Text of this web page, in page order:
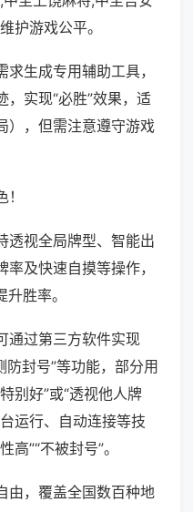
护游戏公平。
生成专用辅助工具，
实现“必胜”效果，适
），但需注意遵守游戏
透视全局牌型、智能出
及快速自摸等操作，
胜率。
通过第三方软件实现
防封号”等功能，部分用
别好”或“透视他人牌
运行、自动连接等技
”“不被封号”。
由，覆盖全国数百种地